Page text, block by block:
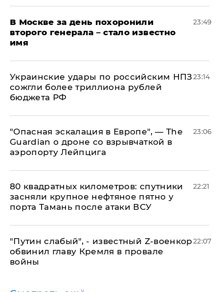
В Москве за день похоронили
второго генерала – стало известно
имя
23:49
Украинские удары по российским НПЗ
сожгли более триллиона рублей
бюджета РФ
23:14
"Опасная эскалация в Европе", — The
Guardian о дроне со взрывчаткой в
аэропорту Лейпцига
23:06
80 квадратных километров: спутники
засняли крупное нефтяное пятно у
порта Тамань после атаки ВСУ
22:21
​"Путин слабый", - известный Z-военкор
обвинил главу Кремля в провале
войны
22:07